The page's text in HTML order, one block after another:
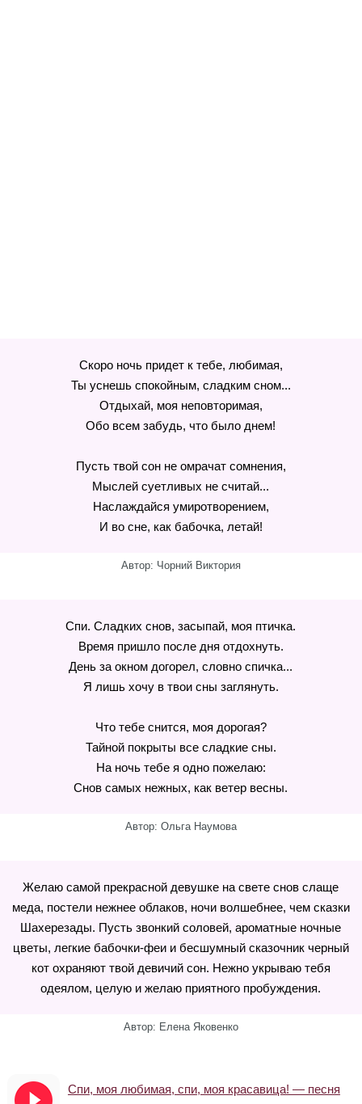
Скоро ночь придет к тебе, любимая,
Ты уснешь спокойным, сладким сном...
Отдыхай, моя неповторимая,
Обо всем забудь, что было днем!
Пусть твой сон не омрачат сомнения,
Мыслей суетливых не считай...
Наслаждайся умиротворением,
И во сне, как бабочка, летай!
Автор: Чорний Виктория
Спи. Сладких снов, засыпай, моя птичка.
Время пришло после дня отдохнуть.
День за окном догорел, словно спичка...
Я лишь хочу в твои сны заглянуть.
Что тебе снится, моя дорогая?
Тайной покрыты все сладкие сны.
На ночь тебе я одно пожелаю:
Снов самых нежных, как ветер весны.
Автор: Ольга Наумова
Желаю самой прекрасной девушке на свете снов слаще
меда, постели нежнее облаков, ночи волшебнее, чем сказки
Шахерезады. Пусть звонкий соловей, ароматные ночные
цветы, легкие бабочки-феи и бесшумный сказочник черный
кот охраняют твой девичий сон. Нежно укрываю тебя
одеялом, целую и желаю приятного пробуждения.
Автор: Елена Яковенко
Спи, моя любимая, спи, моя красавица! — песня